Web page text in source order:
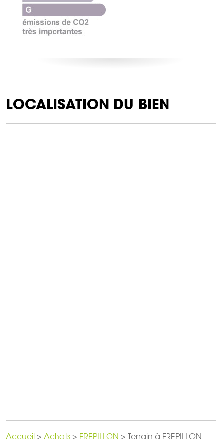
LOCALISATION DU BIEN
Accueil > Achats > FREPILLON > Terrain à FREPILLON